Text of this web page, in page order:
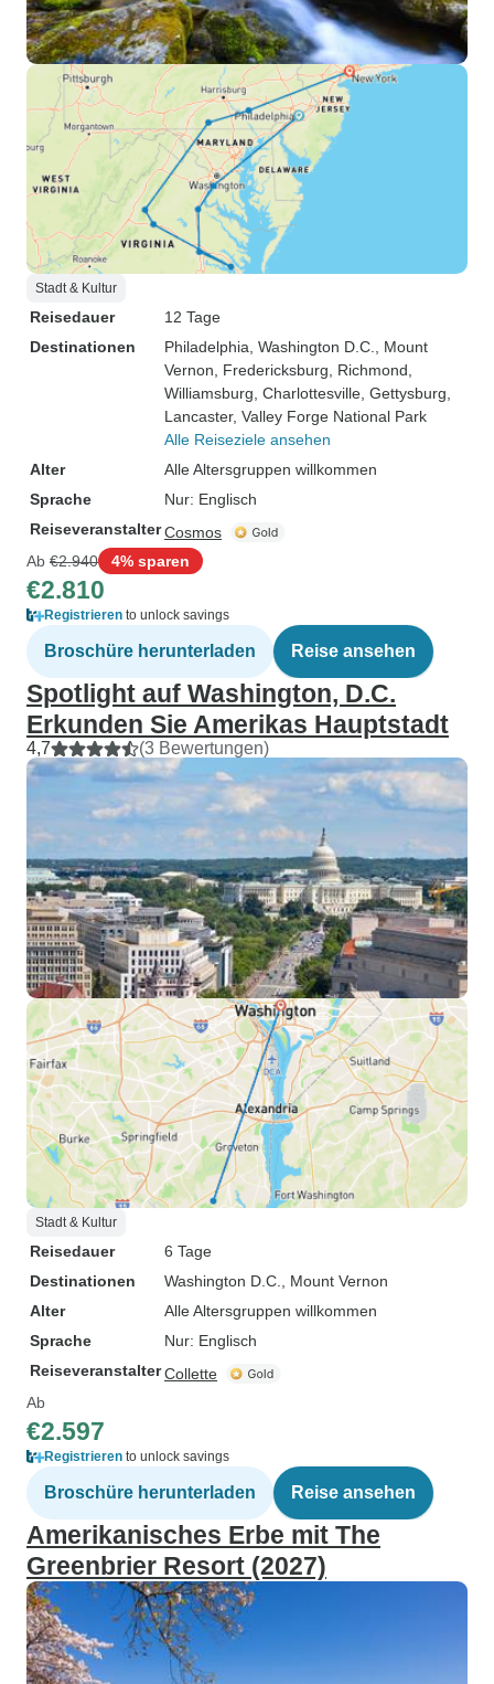
Stadt & Kultur
Reisedauer
12 Tage
Destinationen
Philadelphia , Washington D.C.
, Mount
Vernon , Fredericksburg , Richmond
Williamsburg , Charlottesville , Gettysburg
Lancaster, Valley Forge National Park
Alle Reiseziele ansehen
Alter
Alle Altersgruppen willkommen
Sprache
Nur: Englisch
ReiseveranstalterCosmos
Ab €2.940 4% sparen
€2.810
Registrieren to unlock savings
Broschüre herunterladen Reise ansehen
Spotlight auf Washington, D.C.
Erkunden Sie Amerikas Hauptstadt
4,7 (3 Bewertungen)
Stadt & Kultur
Reisedauer
6 Tage
Destinationen
Washington D.C.
, Mount Vernon
Alter
Alle Altersgruppen willkommen
Sprache
Nur: Englisch
ReiseveranstalterCollette
Ab
€2.597
Registrieren to unlock savings
Broschüre herunterladen Reise ansehen
Amerikanisches Erbe mit The
Greenbrier Resort (2027)